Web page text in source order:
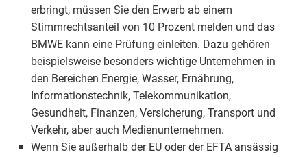
erbringt, müssen Sie den Erwerb ab einem
Stimmrechtsanteil von 10 Prozent melden und das
BMWE kann eine Prüfung einleiten. Dazu gehören
beispielsweise besonders wichtige Unternehmen in
den Bereichen Energie, Wasser, Ernährung,
Informationstechnik, Telekommunikation,
Gesundheit, Finanzen, Versicherung, Transport und
Verkehr, aber auch Medienunternehmen.
Wenn Sie außerhalb der EU oder der EFTA ansässig